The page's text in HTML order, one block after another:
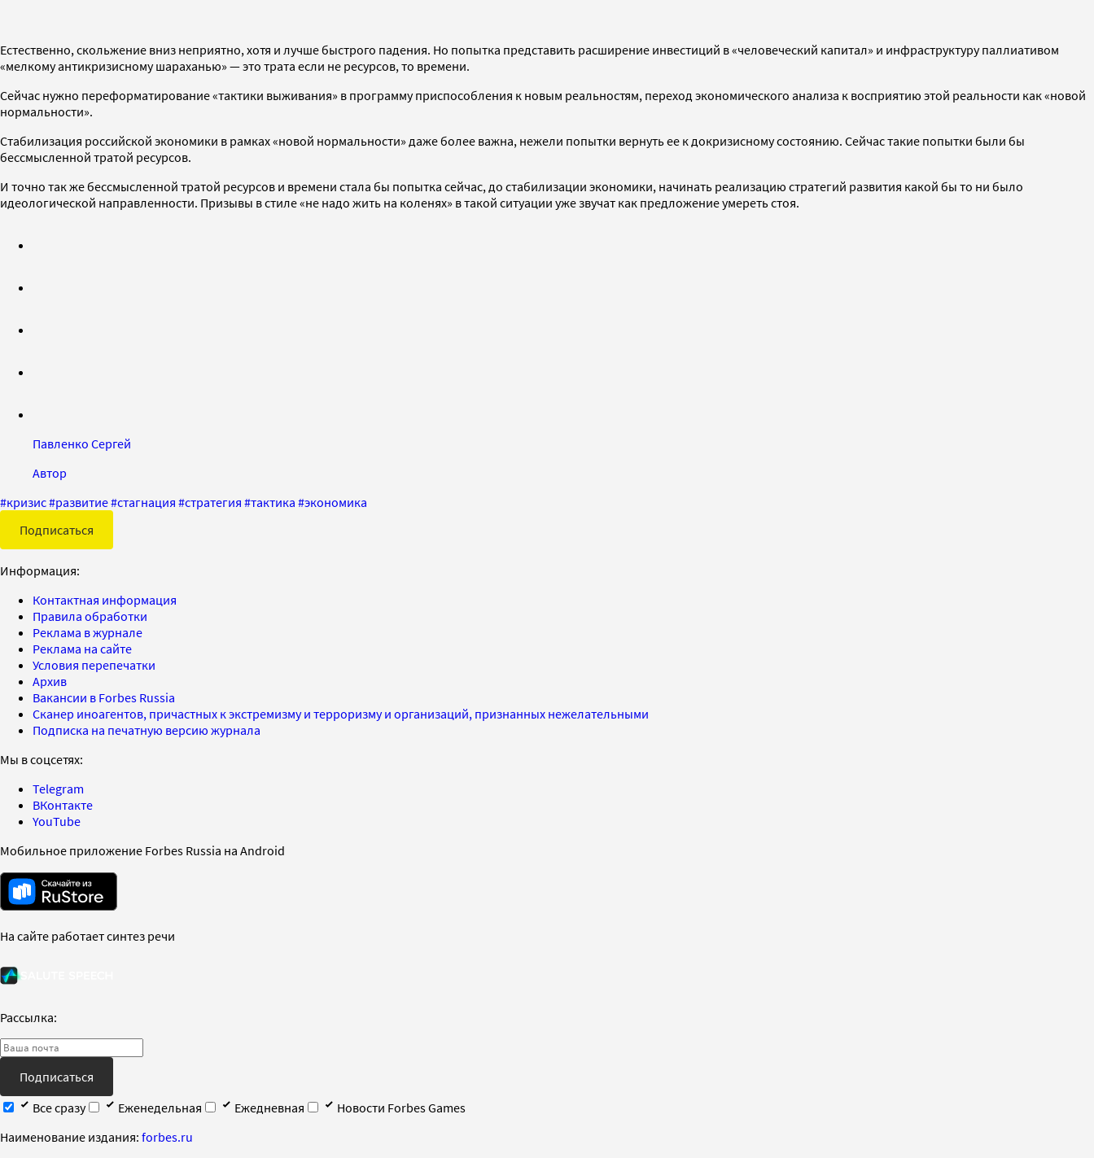
Естественно, скольжение вниз неприятно, хотя и лучше быстрого падения. Но попытка представить расширение инвестиций в «человеческий капитал» и инфраструктуру паллиативом
«мелкому антикризисному шараханью» — это трата если не ресурсов, то времени.
Сейчас нужно переформатирование «тактики выживания» в программу приспособления к новым реальностям, переход экономического анализа к восприятию этой реальности как «новой
нормальности».
Стабилизация российской экономики в рамках «новой нормальности» даже более важна, нежели попытки вернуть ее к докризисному состоянию. Сейчас такие попытки были бы
бессмысленной тратой ресурсов.
И точно так же бессмысленной тратой ресурсов и времени стала бы попытка сейчас, до стабилизации экономики, начинать реализацию стратегий развития какой бы то ни было
идеологической направленности. Призывы в стиле «не надо жить на коленях» в такой ситуации уже звучат как предложение умереть стоя.
Павленко Сергей
Автор
#кризис#развитие#стагнация #стратегия #тактика #экономика
Подписаться
Информация:
Контактная информация
Правила обработки
Реклама в журнале
Реклама на сайте
Условия перепечатки
Архив
Вакансии в Forbes Russia
Сканер иноагентов, причастных к экстремизму и терроризму и организаций, признанных нежелательными
Подписка на печатную версию журнала
Мы в соцсетях:
Telegram
ВКонтакте
YouTube
Мобильное приложение Forbes Russia на Android
На сайте работает синтез речи
Рассылка:
Подписаться
Все сразу
Еженедельная Ежедневная
Новости Forbes Games
Наименование издания: forbes.ru